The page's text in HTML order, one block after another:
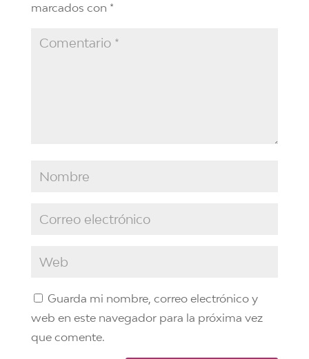
marcados con *
Guarda mi nombre, correo electrónico y
web en este navegador para la próxima vez
que comente.